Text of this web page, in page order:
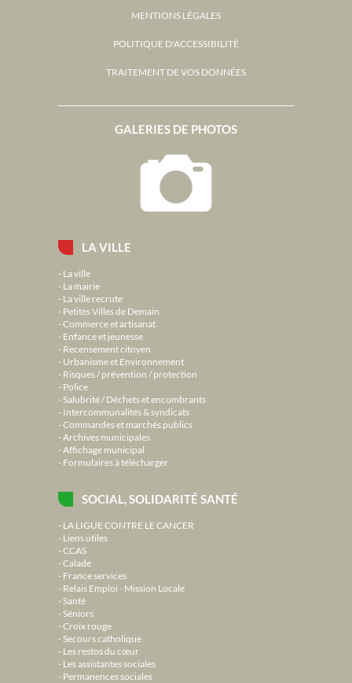
LA VILLE
La ville
La mairie
La ville recrute
Petites Villes de Demain
Commerce et artisanat
Enfance et jeunesse
Recensement citoyen
Urbanisme et Environnement
Risques / prévention / protection
Police
Salubrité / Déchets et encombrants
Intercommunalités & syndicats
Commandes et marchés publics
Archives municipales
Affichage municipal
Formulaires à télécharger
SOCIAL, SOLIDARITÉ SANTÉ
LA LIGUE CONTRE LE CANCER
Liens utiles
CCAS
Calade
France services
Relais Emploi - Mission Locale
Santé
Séniors
Croix rouge
Secours catholique
Les restos du cœur
Les assistantes sociales
Permanences sociales
GALERIES DE PHOTOS
MENTIONS LÉGALES
POLITIQUE D'ACCESSIBILITÉ
TRAITEMENT DE VOS DONNÉES